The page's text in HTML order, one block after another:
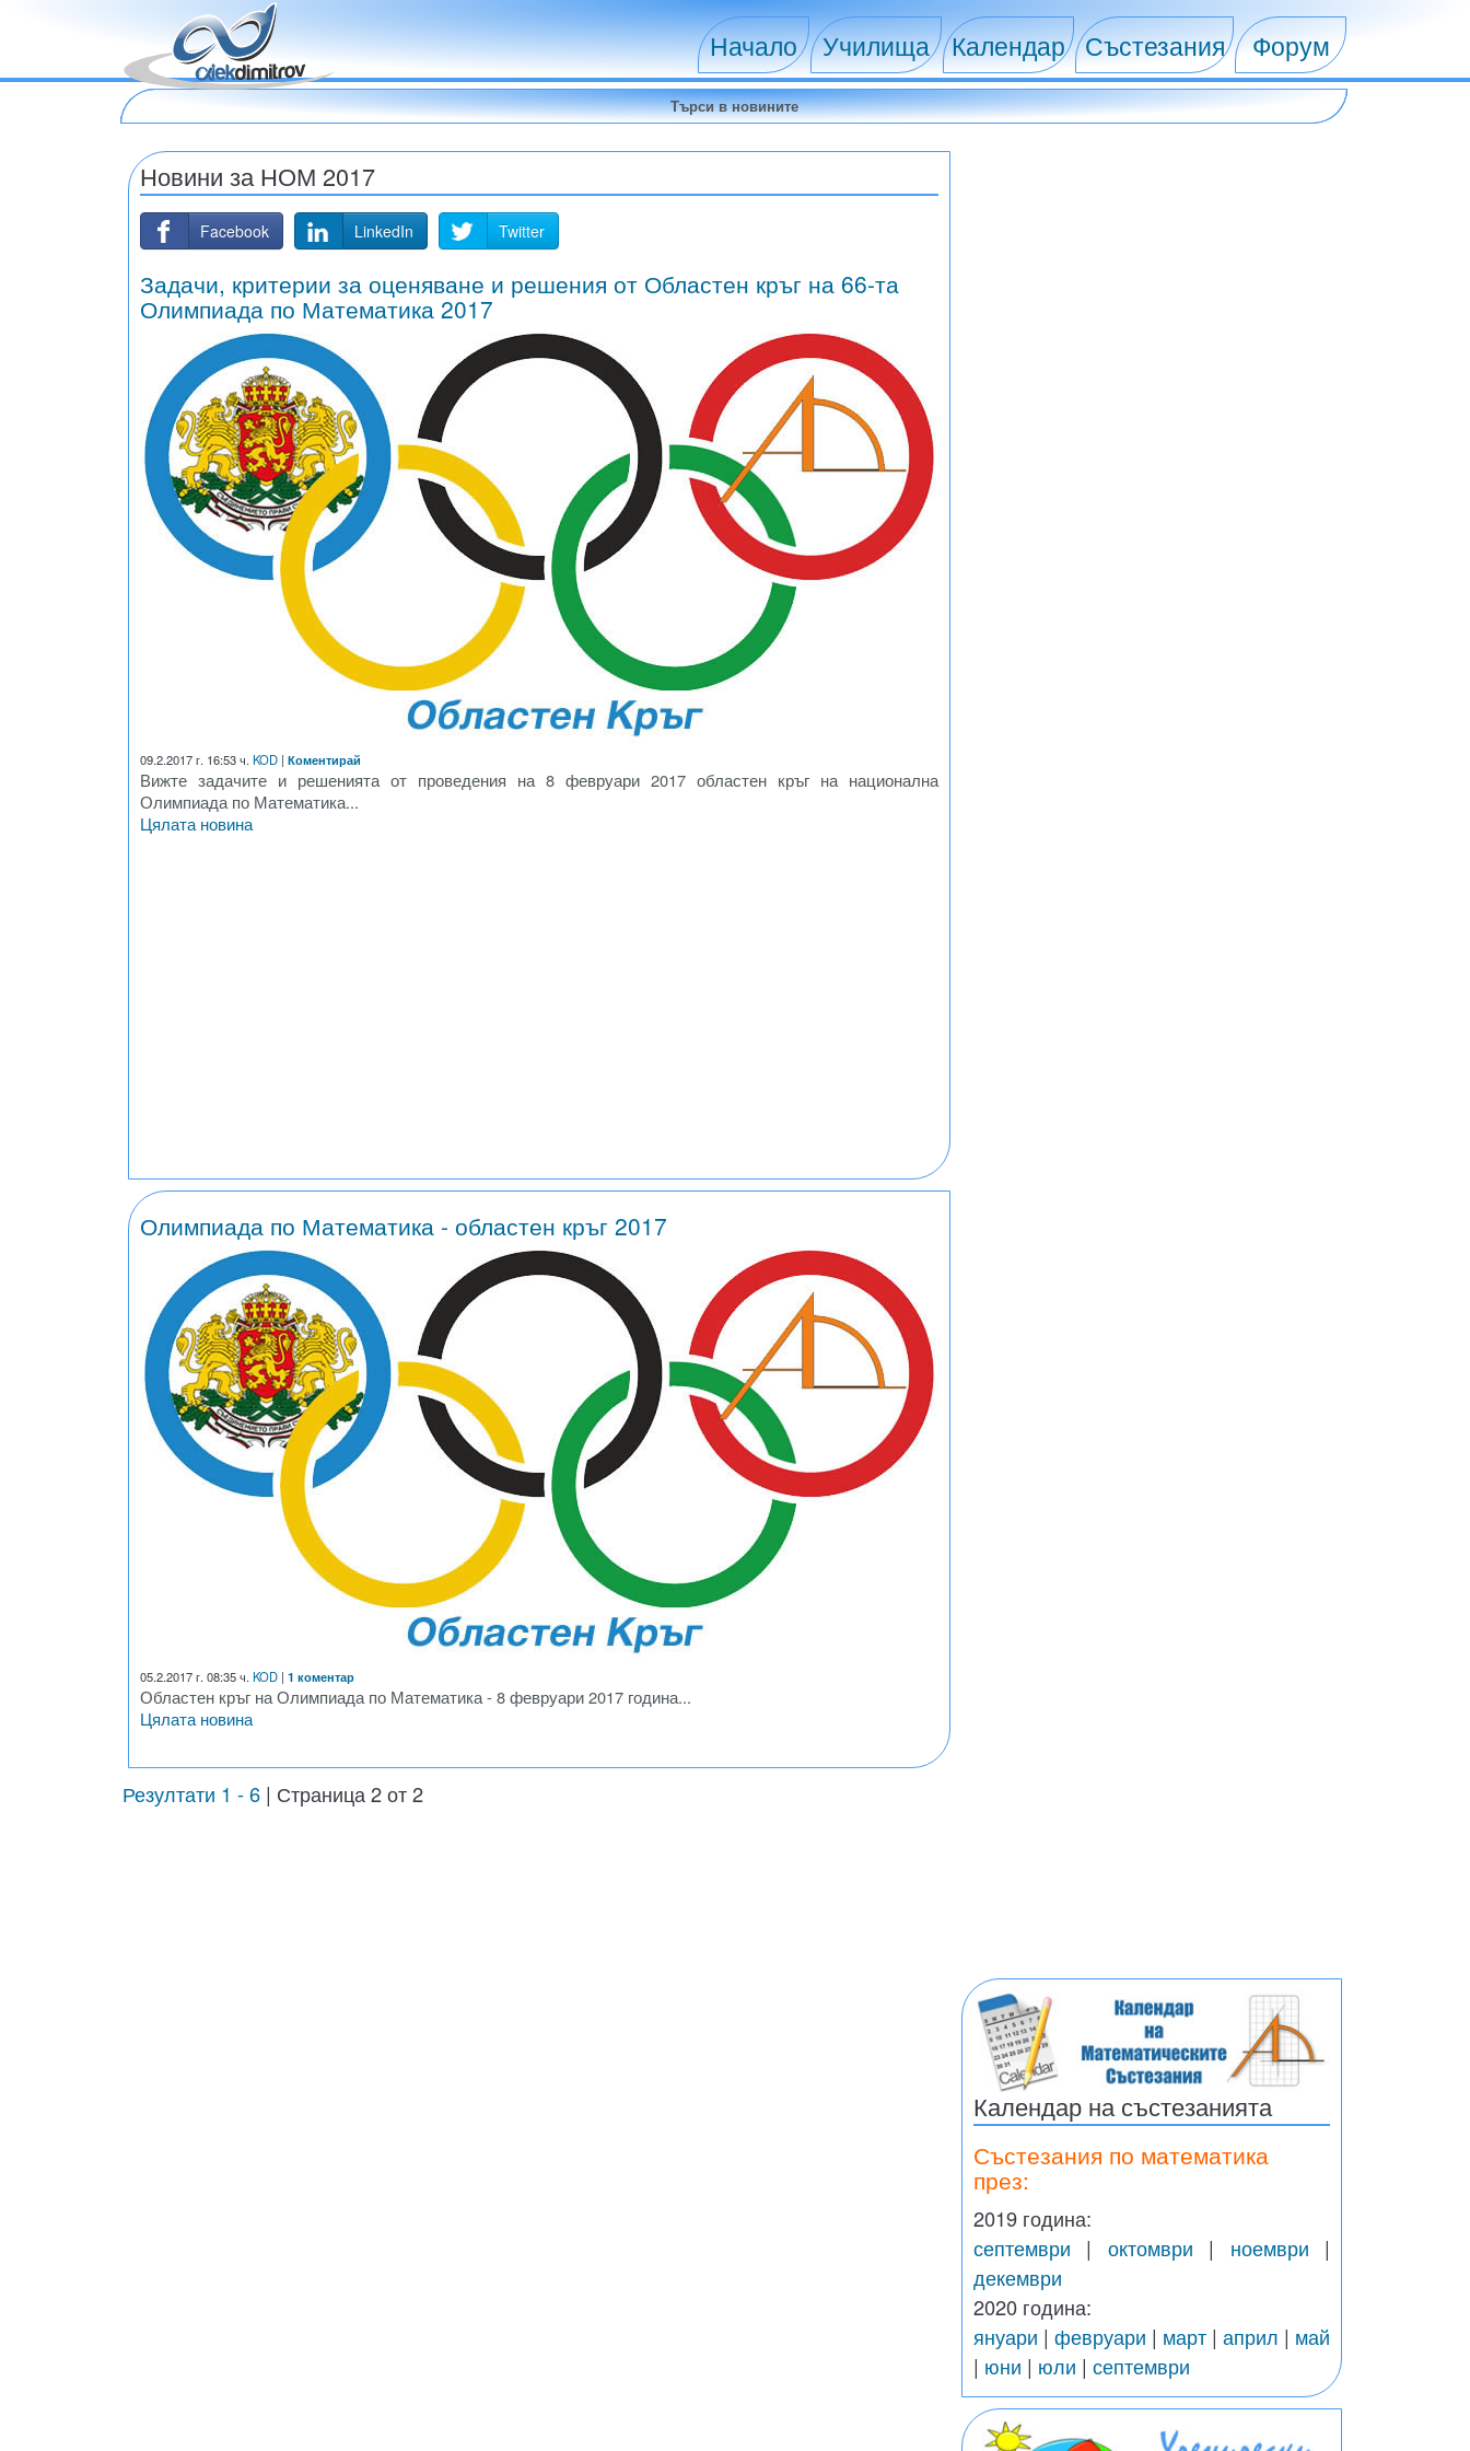
Начало Училища Календар Състезания Форум
Новини за НОМ 2017
Facebook LinkedIn Twitter
Задачи, критерии за оценяване и решения от Областен кръг на 66-та
Олимпиада по Математика 2017
09.2.2017 г. 16:53 ч. KOD | Коментирай
Вижте задачите и решенията от проведения на 8 февруари 2017 областен кръг на национална
Олимпиада по Математика...
Цялата новина
Олимпиада по Математика - областен кръг 2017
05.2.2017 г. 08:35 ч. KOD | 1 коментар
Областен кръг на Олимпиада по Математика - 8 февруари 2017 година...
Цялата новина
Резултати 1 - 6 | Страница 2 от 2
Календар на състезанията
Състезания по математика
през:
2019 година:
септември | октомври | ноември |
декември
2020 година:
януари | февруари | март| април | май
| юни | юли | септември